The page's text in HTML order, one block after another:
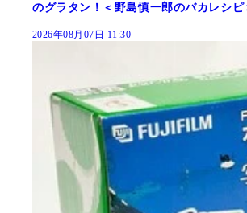
のグラタン！＜野島慎一郎のバカレシピ
2026年08月07日 11:30